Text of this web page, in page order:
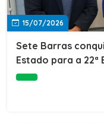
15/07/2026
Sete Barras
Estado para a 22ª